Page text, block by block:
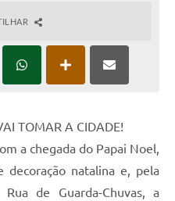
TOMAR A CIDADE!
a chegada do Papai Noel,
decoração natalina e, pela
de Guarda-Chuvas, a